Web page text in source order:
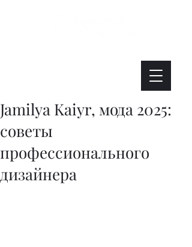
Jamilya Kaiyr, мода 2025:
советы
профессионального
дизайнера